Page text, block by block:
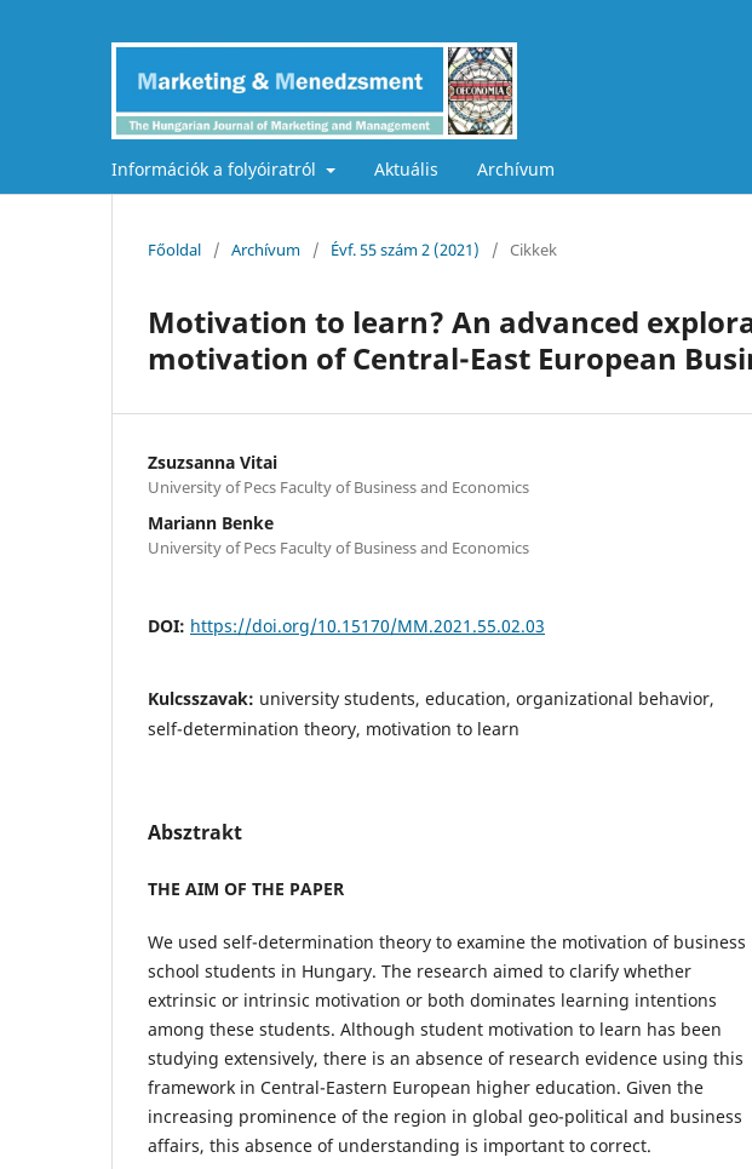
Információk a folyóiratról Aktuális Archívum
Főoldal / Archívum / Évf. 55 szám 2 (2021) / Cikkek
Motivation to learn? An advanced
motivation of Central-East European
Zsuzsanna Vitai
University of Pecs Faculty of Business and Economics
Mariann Benke
University of Pecs Faculty of Business and Economics
DOI: https://doi.org/10.15170/MM.2021.55.02.03
Kulcsszavak: university students, education, organizational behavior,
self-determination theory, motivation to learn
Absztrakt
THE AIM OF THE PAPER
We used self-determination theory to examine the motivation of business
school students in Hungary. The research aimed to clarify whether
extrinsic or intrinsic motivation or both dominates learning intentions
among these students. Although student motivation to learn has been
studying extensively, there is an absence of research evidence using this
framework in Central-Eastern European higher education. Given the
increasing prominence of the region in global geo-political and business
affairs, this absence of understanding is important to correct.